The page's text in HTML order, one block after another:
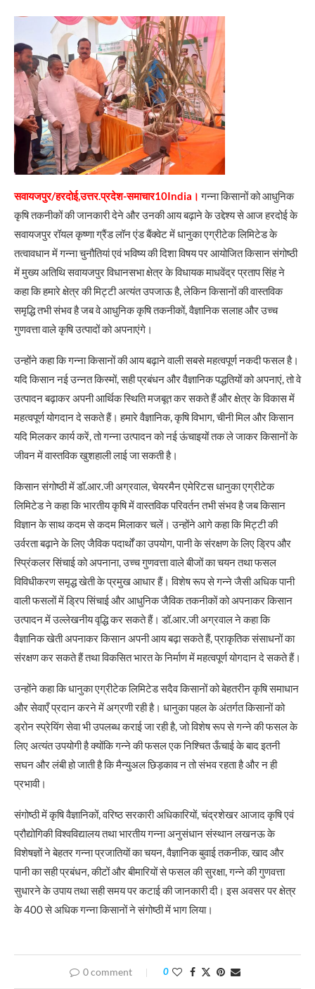
सवायजपुर/हरदोई,उत्तर.प्रदेश-समाचार10India। गन्ना किसानों को आधुनिक
कृषि तकनीकों की जानकारी देने और उनकी आय बढ़ाने के उद्देश्य से आज हरदोई के
सवायजपुर रॉयल कृष्णा ग्रैंड लॉन एंड बैंक्वेट में धानुका एग्रीटेक लिमिटेड के
तत्वावधान में गन्ना चुनौतियां एवं भविष्य की दिशा विषय पर आयोजित किसान संगोष्ठी
में मुख्य अतिथि सवायजपुर विधानसभा क्षेत्र के विधायक माधवेंद्र प्रताप सिंह ने
कहा कि हमारे क्षेत्र की मिट्टी अत्यंत उपजाऊ है, लेकिन किसानों की वास्तविक
समृद्धि तभी संभव है जब वे आधुनिक कृषि तकनीकों, वैज्ञानिक सलाह और उच्च
गुणवत्ता वाले कृषि उत्पादों को अपनाएंगे।
उन्होंने कहा कि गन्ना किसानों की आय बढ़ाने वाली सबसे महत्वपूर्ण नकदी फसल है।
यदि किसान नई उन्नत किस्मों, सही प्रबंधन और वैज्ञानिक पद्धतियों को अपनाएं, तो वे
उत्पादन बढ़ाकर अपनी आर्थिक स्थिति मजबूत कर सकते हैं और क्षेत्र के विकास में
महत्वपूर्ण योगदान दे सकते हैं। हमारे वैज्ञानिक, कृषि विभाग, चीनी मिल और किसान
यदि मिलकर कार्य करें, तो गन्ना उत्पादन को नई ऊंचाइयों तक ले जाकर किसानों के
जीवन में वास्तविक खुशहाली लाई जा सकती है।
किसान संगोष्ठी में डॉ.आर.जी अग्रवाल, चेयरमैन एमेरिटस धानुका एग्रीटेक
लिमिटेड ने कहा कि भारतीय कृषि में वास्तविक परिवर्तन तभी संभव है जब किसान
विज्ञान के साथ कदम से कदम मिलाकर चलें। उन्होंने आगे कहा कि मिट्टी की
उर्वरता बढ़ाने के लिए जैविक पदार्थों का उपयोग, पानी के संरक्षण के लिए ड्रिप और
स्प्रिंकलर सिंचाई को अपनाना, उच्च गुणवत्ता वाले बीजों का चयन तथा फसल
विविधीकरण समृद्ध खेती के प्रमुख आधार हैं। विशेष रूप से गन्ने जैसी अधिक पानी
वाली फसलों में ड्रिप सिंचाई और आधुनिक जैविक तकनीकों को अपनाकर किसान
उत्पादन में उल्लेखनीय वृ‌द्धि कर सकते हैं। डॉ.आर.जी अग्रवाल ने कहा कि
वैज्ञानिक खेती अपनाकर किसान अपनी आय बढ़ा सकते हैं, प्राकृतिक संसाधनों का
संरक्षण कर सकते हैं तथा विकसित भारत के निर्माण में महत्वपूर्ण योगदान दे सकते हैं।
उन्होंने कहा कि धानुका एग्रीटेक लिमिटेड सदैव किसानों को बेहतरीन कृषि समाधान
और सेवाएँ प्रदान करने में अग्रणी रही है। धानुका पहल के अंतर्गत किसानों को
ड्रोन स्प्रेयिंग सेवा भी उपलब्ध कराई जा रही है, जो विशेष रूप से गन्ने की फसल के
लिए अत्यंत उपयोगी है क्योंकि गन्ने की फसल एक निश्चित ऊँचाई के बाद इतनी
सघन और लंबी हो जाती है कि मैन्युअल छिड़काव न तो संभव रहता है और न ही
प्रभावी।
संगोष्ठी में कृषि वैज्ञानिकों, वरिष्ठ सरकारी अधिकारियों, चंद्रशेखर आजाद कृषि एवं
प्रौ‌द्योगिकी विश्वविद्यालय तथा भारतीय गन्ना अनुसंधान संस्थान लखनऊ के
विशेषज्ञों ने बेहतर गन्ना प्रजातियों का चयन, वैज्ञानिक बुवाई तकनीक, खाद और
पानी का सही प्रबंधन, कीटों और बीमारियों से फसल की सुरक्षा, गन्ने की गुणवत्ता
सुधारने के उपाय तथा सही समय पर कटाई की जानकारी दी। इस अवसर पर क्षेत्र
के 400 से अधिक गन्ना किसानों ने संगोष्ठी में भाग लिया।
0 comment 0